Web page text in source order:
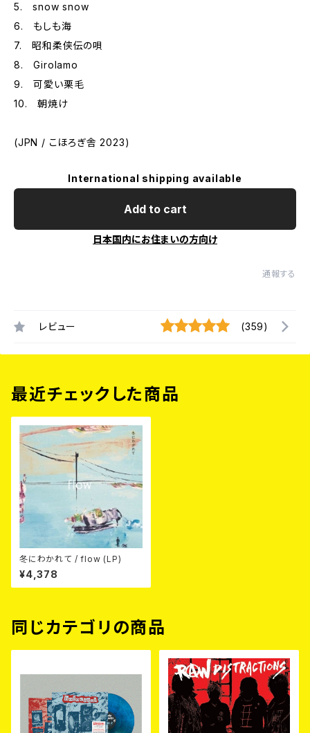
5. snow snow
6. もしも海
7. 昭和柔侠伝の唄
8. Girolamo
9. 可愛い栗毛
10. 朝焼け
(JPN / こほろぎ舎 2023)
International shipping available
Add to cart
日本国内にお住まいの方向け
通報する
レビュー (359)
最近チェックした商品
冬にわかれて / flow (LP)
¥4,378
同じカテゴリの商品